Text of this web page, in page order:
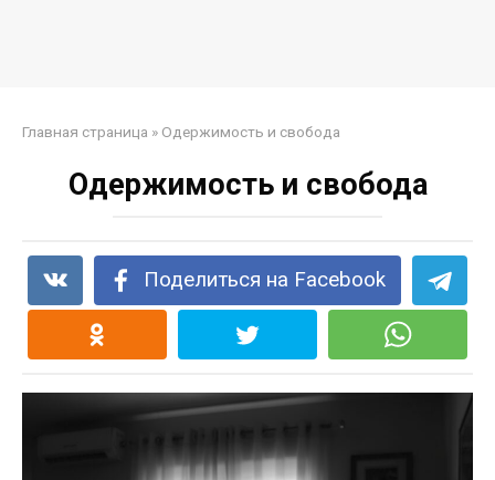
Главная страница » Одержимость и свобода
Одержимость и свобода
Поделиться на Facebook